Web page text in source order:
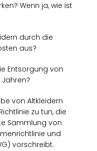
Wenn ja, wie ist
durch die
aus?
Entsorgung von
von Altkleidern
zu tun, die
Sammlung von
und
vorschreibt.